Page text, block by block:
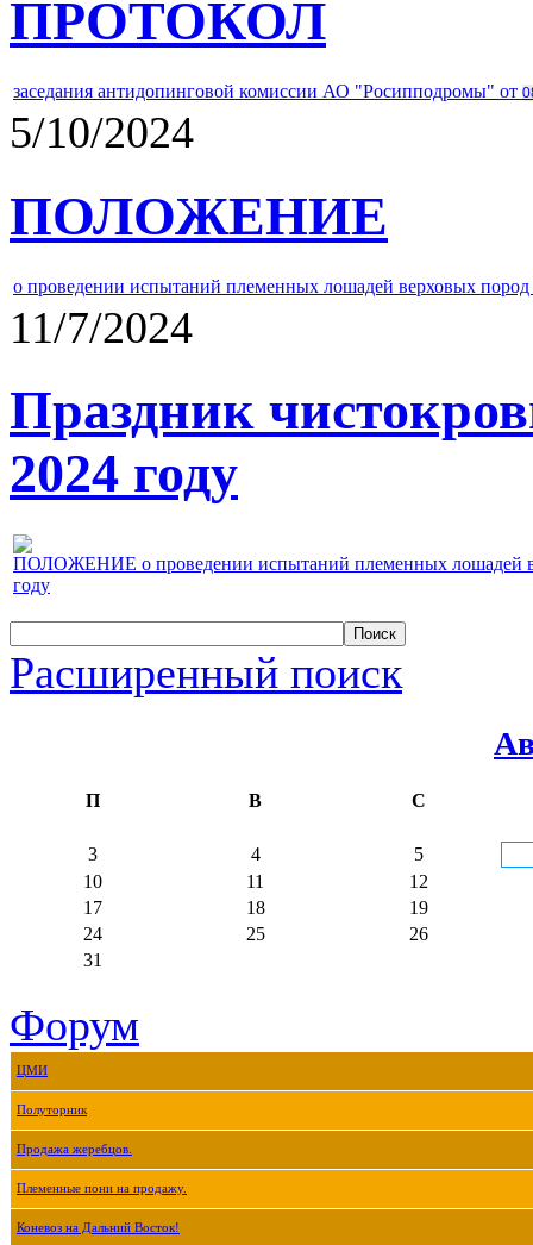
ПРОТОКОЛ
заседания антидопинговой комиссии АО "Росипподромы" от
5/10/2024
ПОЛОЖЕНИЕ
о проведении испытаний племенных лошадей верховых
11/7/2024
Праздник
2024 году
ПОЛОЖЕНИЕ о проведении испытаний племенных лошадей
году
Расширенный поиск
П В С
3 4
5
10
11
12
17
18
19
24
25
26
31
Форум
ЦМИ
Полуторник
Продажа жеребцов.
Племенные пони на продажу.
Коневоз на Дальний Восток!